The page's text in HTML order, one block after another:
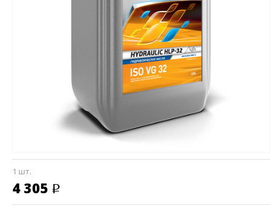
1 шт.
4 305